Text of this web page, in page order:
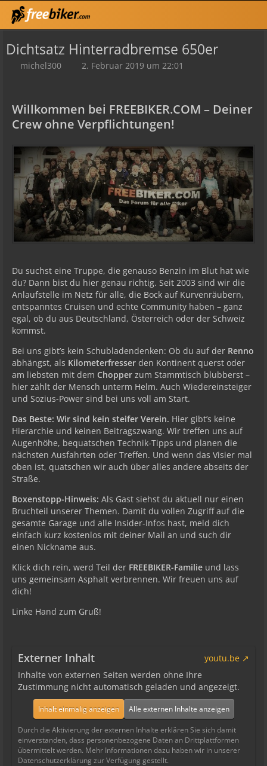
Dichtsatz Hinterradbremse 650er
michel300 2. Februar 2019 um 22:01
Willkommen bei FREEBIKER.COM – Deiner
Crew ohne Verpflichtungen!
Du suchst eine Truppe, die genauso Benzin im Blut hat wie
du? Dann bist du hier genau richtig. Seit 2003 sind wir die
Anlaufstelle im Netz für alle, die Bock auf Kurvenräubern,
entspanntes Cruisen und echte Community haben – ganz
egal, ob du aus Deutschland, Österreich oder der Schweiz
kommst.
Bei uns gibt’s kein Schubladendenken: Ob du auf der Renno
abhängst, als Kilometerfresser den Kontinent querst oder
am liebsten mit dem Chopper zum Stammtisch blubberst –
hier zählt der Mensch unterm Helm. Auch Wiedereinsteiger
und Sozius-Power sind bei uns voll am Start.
Das Beste: Wir sind kein steifer Verein. Hier gibt’s keine
Hierarchie und keinen Beitragszwang. Wir treffen uns auf
Augenhöhe, bequatschen Technik-Tipps und planen die
nächsten Ausfahrten oder Treffen. Und wenn das Visier mal
oben ist, quatschen wir auch über alles andere abseits der
Straße.
Boxenstopp-Hinweis: Als Gast siehst du aktuell nur einen
Bruchteil unserer Themen. Damit du vollen Zugriff auf die
gesamte Garage und alle Insider-Infos hast, meld dich
einfach kurz kostenlos mit deiner Mail an und such dir
einen Nickname aus.
Klick dich rein, werd Teil der FREEBIKER-Familie und lass
uns gemeinsam Asphalt verbrennen. Wir freuen uns auf
dich!
Linke Hand zum Gruß!
Externer Inhalt
youtu.be
Inhalte von externen Seiten werden ohne Ihre
Zustimmung nicht automatisch geladen und angezeigt.
Inhalt einmalig anzeigen Alle externen Inhalte anzeigen
Durch die Aktivierung der externen Inhalte erklären Sie sich damit
einverstanden, dass personenbezogene Daten an Drittplattformen
übermittelt werden. Mehr Informationen dazu haben wir in unserer
Datenschutzerklärung zur Verfügung gestellt.